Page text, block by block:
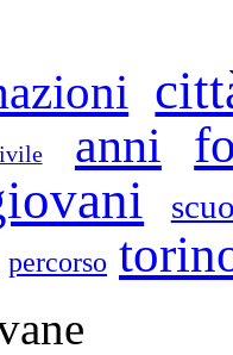
anni
percorso